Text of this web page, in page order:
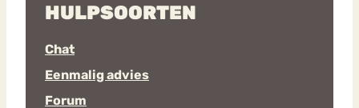
HULPSOORTEN
Chat
Eenmalig advies
Forum